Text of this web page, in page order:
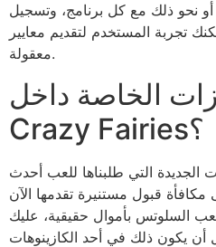
نحو ذلك مع كل برنامج، وتسجيل
تجربة المستخدم لتقديم معايير
معقولة.
الخاصة داخل
Crazy Fairies؟
الجديدة التي طلبناها للعب أحدث
قبول مستنيرة تقدمها الآن
من لعب السلوتس بأموال حقيقية، عليك
يكون ذلك في أحد الكازينوهات